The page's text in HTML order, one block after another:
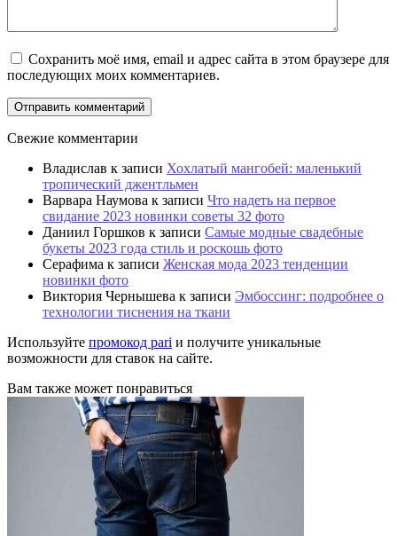
Сохранить моё имя, email и адрес сайта в этом браузере для
последующих моих комментариев.
Свежие комментарии
Владислав к записи Хохлатый мангобей: маленький
тропический джентльмен
Варвара Наумова к записи Что надеть на первое
свидание 2023 новинки советы 32 фото
Даниил Горшков к записи Самые модные свадебные
букеты 2023 года стиль и роскошь фото
Серафима к записи Женская мода 2023 тенденции
новинки фото
Виктория Чернышева к записи Эмбоссинг: подробнее о
технологии тиснения на ткани
Используйте промокод pari и получите уникальные
возможности для ставок на сайте.
Вам также может понравиться